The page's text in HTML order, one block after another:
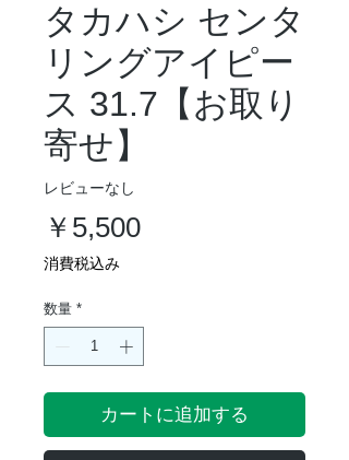
タカハシ センタ
リングアイピー
ス 31.7【お取り
寄せ】
レビューなし
￥5,500価
消費税込み
数量 *
カートに追加する